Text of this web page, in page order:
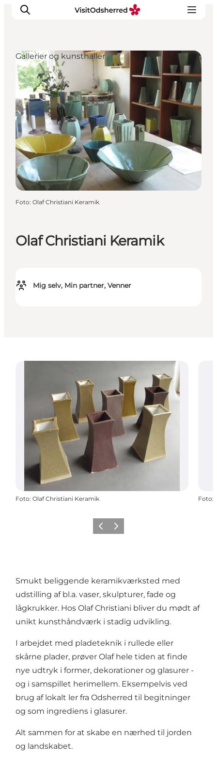
DET SKER
OPLEV
SPIS
OVERNAT
PRAKTISK
NYHEDSBREV
Olaf Christiani Keramik
Mig selv, Min partner, Venner
Gallerier og kunsthaller
Foto: Olaf Christiani Keramik
Foto: Olaf Christiani Keramik Foto:
Forrige billede
Næste billede
Smukt beliggende keramikværksted med
udstilling af bl.a. vaser, skulpturer, fade og
lågkrukker. Hos Olaf Christiani bliver du mødt af
unikt kunsthåndværk i stadig udvikling.
I arbejdet med pladeteknik i rullede eller
skårne plader, prøver Olaf hele tiden at finde
nye udtryk i former, dekorationer og glasurer -
og i samspillet herimellem. Eksempelvis ved
brug af lokalt ler fra Odsherred til begitninger
og som ingrediens i glasurer.
Alt sammen for at skabe en nærhed til jorden
og landskabet.